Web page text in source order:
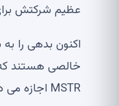
عظیم شرکتش
اکنون بدهی را
خالصی هستند
MSTR اجازه می دهد سریعتر از بیت کوین رشد کنند.